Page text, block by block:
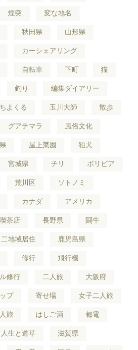
煙突 変な地名
秋田県 山形県
カーシェアリング
自転車 下町 猫
釣り 編集ダイアリー
ちよくる 玉川大師 散歩
グアテマラ 風俗文化
屋上菜園 狛犬
宮城県 チリ ボリビア
荒川区 ソトノミ
カナダ アメリカ
喫茶店 長野県 闘牛
二地域居住 鹿児島県
修行 飛行機
修行 二人旅 大阪府
プ 寄せ場 女子二人旅
旅 はしご酒 都電
人生と道草 滋賀県